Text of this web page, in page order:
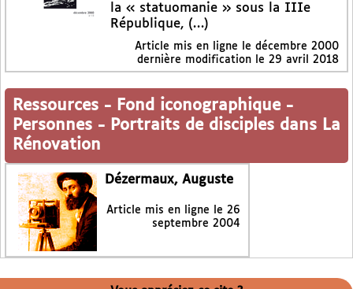
la « statuomanie » sous la IIIe
République, (…)
Article mis en ligne le décembre 2000
dernière modification le 29 avril 2018
Ressources - Fond iconographique -
Personnes - Portraits de disciples dans La
Rénovation
Dézermaux, Auguste
Article mis en ligne le 26
septembre 2004